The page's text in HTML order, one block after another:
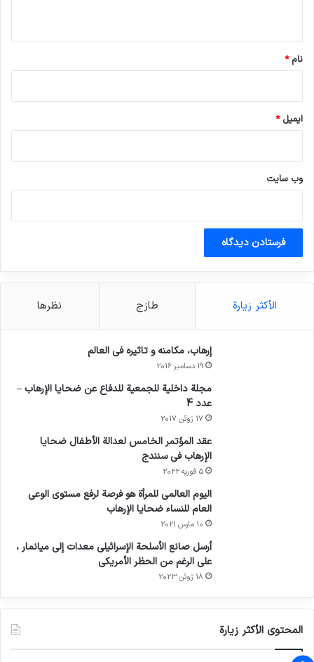
نام*
ایمیل*
وب‌ سایت
الأكثر زيارة طازج نظرها
إرهاب، مكامنه و تاثيره في العالم
19 دسامبر 2016
مجلة داخلية للجمعية للدفاع عن ضحايا الإرهاب –
عدد 4
17 ژوئن 2017
عقد المؤتمر الخامس لعدالة الأطفال ضحايا
الإرهاب في سنندج
5 فوریه 2022
اليوم العالمي للمرأة هو فرصة لرفع مستوى الوعي
العام للنساء ضحايا الإرهاب
10 مارس 2021
أرسل صانع الأسلحة الإسرائيلي معدات إلى ميانمار ،
على الرغم من الحظر الأمريكي
18 ژوئن 2023
المحتوى الأكثر زيارة